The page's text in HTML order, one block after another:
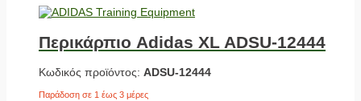
Περικάρπιο Adidas ΧL ADSU-12444
Κωδικός προϊόντος: ADSU-12444
Παράδοση σε 1 έως 3 μέρες